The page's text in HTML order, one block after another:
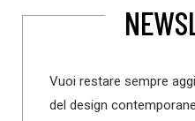
Vuoi restare sempre
del design